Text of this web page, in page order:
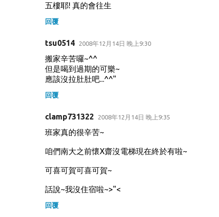
五樓耶! 真的會往生
回覆
tsu0514 2008年12月14日 晚上9:30
搬家辛苦囉~^^
但是喝到過期的可樂~
應該沒拉肚肚吧...^^"
回覆
clamp731322 2008年12月14日 晚上9:35
班家真的很辛苦~
咱們南大之前懷X齋沒電梯現在終於有啦~
可喜可賀可喜可賀~
話說~我沒住宿啦~>"<
回覆